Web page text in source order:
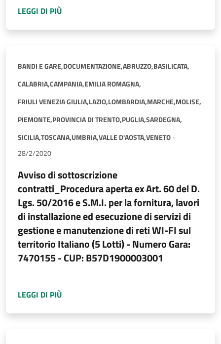
LEGGI DI PIÙ
BANDI E GARE,DOCUMENTAZIONE,ABRUZZO,BASILICATA,
CALABRIA,CAMPANIA,EMILIA ROMAGNA,
FRIULI VENEZIA GIULIA,LAZIO,LOMBARDIA,MARCHE,MOLISE,
PIEMONTE,PROVINCIA DI TRENTO,PUGLIA,SARDEGNA,
SICILIA,TOSCANA,UMBRIA,VALLE D'AOSTA,VENETO-
28/2/2020
Avviso di sottoscrizione
contratti_Procedura aperta ex Art. 60 del D.
Lgs. 50/2016 e S.M.I. per la fornitura, lavori
di installazione ed esecuzione di servizi di
gestione e manutenzione di reti WI-FI sul
territorio Italiano (5 Lotti) - Numero Gara:
7470155 - CUP: B57D1900003001
LEGGI DI PIÙ